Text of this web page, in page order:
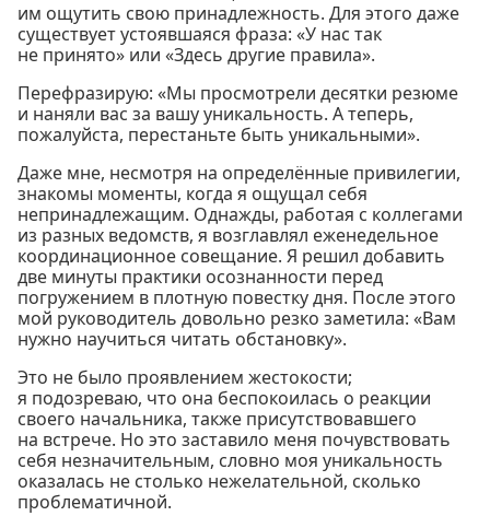
им ощутить свою принадлежность. Для этого даже
существует устоявшаяся фраза: «У нас так
не принято» или «Здесь другие правила».
Перефразирую: «Мы просмотрели десятки резюме
и наняли вас за вашу уникальность. А теперь,
пожалуйста, перестаньте быть уникальными».
Даже мне, несмотря на определённые привилегии,
знакомы моменты, когда я ощущал себя
непринадлежащим. Однажды, работая с коллегами
из разных ведомств, я возглавлял еженедельное
координационное совещание. Я решил добавить
две минуты практики осознанности перед
погружением в плотную повестку дня. После этого
мой руководитель довольно резко заметила: «Вам
нужно научиться читать обстановку».
Это не было проявлением жестокости;
я подозреваю, что она беспокоилась о реакции
своего начальника, также присутствовавшего
на встрече. Но это заставило меня почувствовать
себя незначительным, словно моя уникальность
оказалась не столько нежелательной, сколько
проблематичной.